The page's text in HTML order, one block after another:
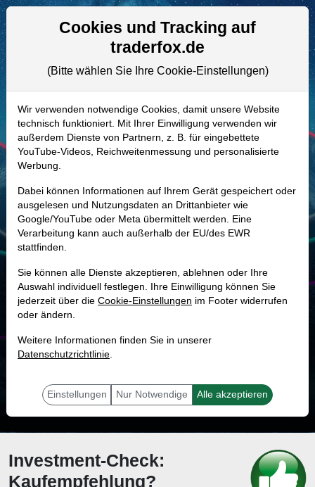
Aktien- und Artikelsuche
903016 | ANF–Abercrombie & Fitch
Aktie
Realtime-Aktienkurs:
- - -
-
Marktkapitalisierung 5,00 Mrd. USD
Unternehmenswert
Umsatz 5,27 Mrd. USD
47.1 %
mit dieser Aktie erfolgreich sein.
Investment-Check:
Kaufempfehlung?
Cookies und Tracking auf
traderfox.de
(Bitte wählen Sie Ihre Cookie-Einstellungen)
Wir verwenden notwendige Cookies, damit unsere Website
technisch funktioniert. Mit Ihrer Einwilligung verwenden wir
außerdem Dienste von Partnern, z. B. für eingebettete
YouTube-Videos, Reichweitenmessung und personalisierte
Werbung.
Dabei können Informationen auf Ihrem Gerät gespeichert oder
ausgelesen und Nutzungsdaten an Drittanbieter wie
Google/YouTube oder Meta übermittelt werden. Eine
Verarbeitung kann auch außerhalb der EU/des EWR
stattfinden.
Sie können alle Dienste akzeptieren, ablehnen oder Ihre
Auswahl individuell festlegen. Ihre Einwilligung können Sie
jederzeit über die Cookie-Einstellungen im Footer widerrufen
oder ändern.
Weitere Informationen finden Sie in unserer
Datenschutzrichtlinie.
Einstellungen Nur Notwendige Alle akzeptieren